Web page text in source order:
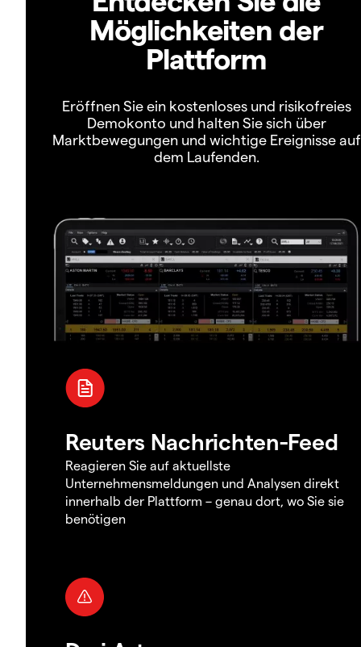
Möglichkeiten der
Plattform
Eröffnen Sie ein kostenloses und risikofreies
Demokonto und halten Sie sich über
Marktbewegungen und wichtige Ereignisse auf
dem Laufenden.
Reuters Nachrichten-Feed
Reagieren Sie auf aktuellste
Unternehmensmeldungen und Analysen direkt
innerhalb der Plattform – genau dort, wo Sie sie
benötigen